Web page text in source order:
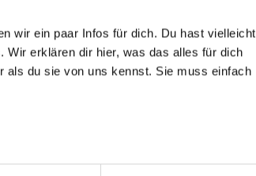
wir ein paar Infos für dich. Du hast vielleicht
erklären dir hier, was das alles für dich
als du sie von uns kennst. Sie muss einfach
um von dir bei Benutzung der